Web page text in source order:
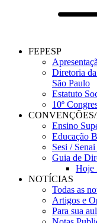
FEPESP
Diretoria da
São Paulo
Estatuto
10º
Ensino
Educação
Sesi /
Guia de
Hoje
NOTÍCIAS
Todas as
Artigos e
Para sua